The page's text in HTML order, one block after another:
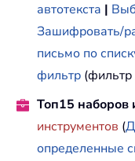
автотекста |
Зашифровать/
письмо по
фильтр (фильтр
Топ15 наборов
инструментов (
определенные